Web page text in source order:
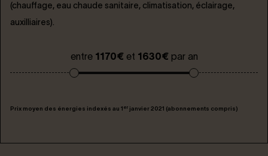
(chauffage, eau chaude sanitaire, climatisation, éclairage,
auxilliaires).
entre 1170€et 1630€par an
Prix moyen des énergies indexés au 1 er janvier 2021 (abonnements compris)